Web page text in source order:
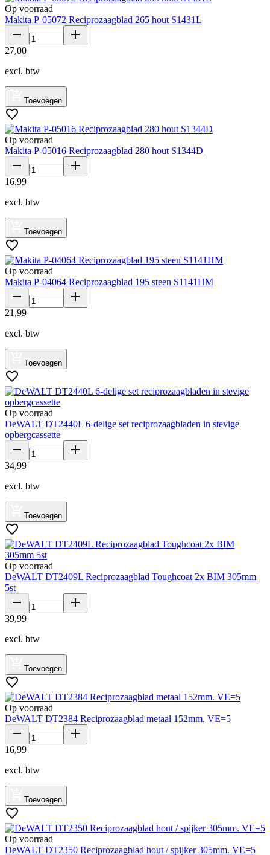
Op voorraad
Makita P-05072 Reciprozaagblad 265 hout S1431L
27,00
excl. btw
Toevoegen
Op voorraad
Makita P-05016 Reciprozaagblad 280 hout S1344D
16,99
excl. btw
Toevoegen
Op voorraad
Makita P-04064 Reciprozaagblad 195 steen S1141HM
21 ,99
excl. btw
Toevoegen
Op voorraad
DeWALT DT2440L 6-delige set reciprozaagbladen in stevige
opbergcassette
34,99
excl. btw
Toevoegen
Op voorraad
DeWALT DT2409L Reciprozaagblad Toughcoat 2x BIM 305mm
5st
39,99
excl. btw
Toevoegen
Op voorraad
DeWALT DT2384 Reciprozaagblad metaal 152mm. VE=5
16,99
excl. btw
Toevoegen
Op voorraad
DeWALT DT2350 Reciprozaagblad hout / spijker 305mm. VE=5